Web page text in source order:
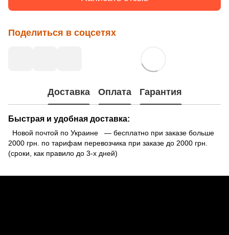
Поделиться в соцсетях
Доставка Оплата Гарантия
Быстрая и удобная доставка:
Новой почтой по Украине — бесплатно при заказе больше
2000 грн. по тарифам перевозчика при заказе до 2000 грн.
(сроки, как правило до 3-х дней)